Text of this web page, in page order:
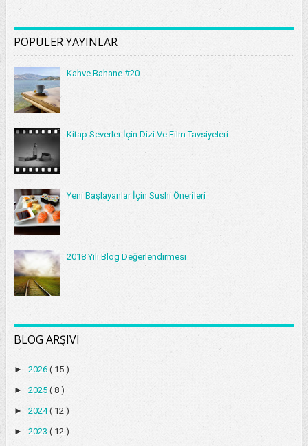
POPÜLER YAYINLAR
Kahve Bahane #20
Kitap Severler İçin Dizi Ve Film Tavsiyeleri
Yeni Başlayanlar İçin Sushi Önerileri
2018 Yılı Blog Değerlendirmesi
BLOG ARŞIVI
► 2026 ( 15 )
► 2025 ( 8 )
► 2024( 12 )
► 2023 ( 12 )